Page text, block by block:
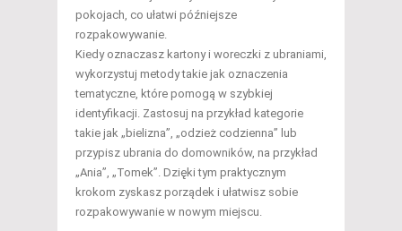
pokojach, co ułatwi późniejsze
rozpakowywanie.
Kiedy oznaczasz kartony i woreczki z ubraniami,
wykorzystuj metody takie jak oznaczenia
tematyczne, które pomogą w szybkiej
identyfikacji. Zastosuj na przykład kategorie
takie jak „bielizna”, „odzież codzienna” lub
przypisz ubrania do domowników, na przykład
„Ania”, „Tomek”. Dzięki tym praktycznym
krokom zyskasz porządek i ułatwisz sobie
rozpakowywanie w nowym miejscu.